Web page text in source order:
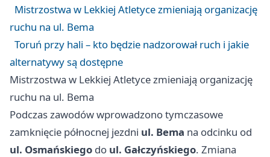
Mistrzostwa w Lekkiej Atletyce zmieniają organizację
ruchu na ul. Bema
Toruń przy hali – kto będzie nadzorował ruch i jakie
alternatywy są dostępne
Mistrzostwa w Lekkiej Atletyce zmieniają organizację
ruchu na ul. Bema
Podczas zawodów wprowadzono tymczasowe
zamknięcie północnej jezdni ul. Bema na odcinku od
ul. Osmańskiego do ul. Gałczyńskiego. Zmiana